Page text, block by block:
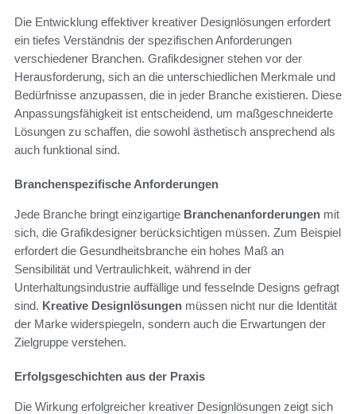
Die Entwicklung effektiver kreativer Designlösungen erfordert
ein tiefes Verständnis der spezifischen Anforderungen
verschiedener Branchen. Grafikdesigner stehen vor der
Herausforderung, sich an die unterschiedlichen Merkmale und
Bedürfnisse anzupassen, die in jeder Branche existieren. Diese
Anpassungsfähigkeit ist entscheidend, um maßgeschneiderte
Lösungen zu schaffen, die sowohl ästhetisch ansprechend als
auch funktional sind.
Branchenspezifische Anforderungen
Jede Branche bringt einzigartige Branchenanforderungen mit
sich, die Grafikdesigner berücksichtigen müssen. Zum Beispiel
erfordert die Gesundheitsbranche ein hohes Maß an
Sensibilität und Vertraulichkeit, während in der
Unterhaltungsindustrie auffällige und fesselnde Designs gefragt
sind. Kreative Designlösungen müssen nicht nur die Identität
der Marke widerspiegeln, sondern auch die Erwartungen der
Zielgruppe verstehen.
Erfolgsgeschichten aus der Praxis
Die Wirkung erfolgreicher kreativer Designlösungen zeigt sich